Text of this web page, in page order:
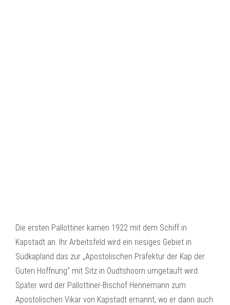
Die ersten Pallottiner kamen 1922 mit dem Schiff in
Kapstadt an. Ihr Arbeitsfeld wird ein riesiges Gebiet in
Südkapland das zur „Apostolischen Präfektur der Kap der
Guten Hoffnung“ mit Sitz in Oudtshoorn umgetauft wird.
Später wird der Pallottiner-Bischof Hennemann zum
Apostolischen Vikar von Kapstadt ernannt, wo er dann auch